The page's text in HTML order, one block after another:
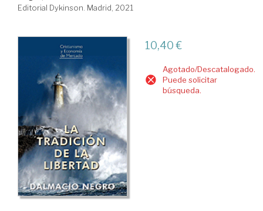
Editorial Dykinson. Madrid, 2021
10,40 €
Agotado/Descatalogado.
Puede solicitar
búsqueda.